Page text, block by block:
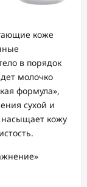
коже
в порядок
молочко
формула»,
сухой и
кожу